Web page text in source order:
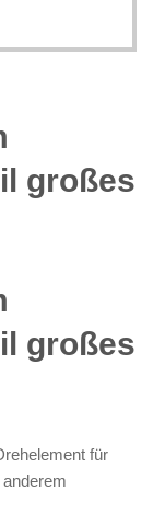
großes
großes
für